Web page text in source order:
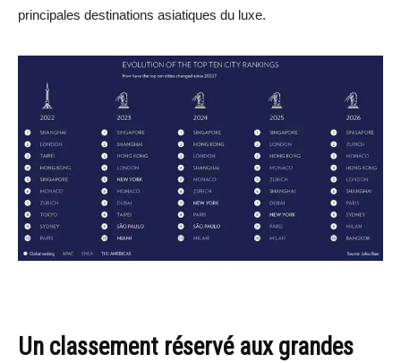
principales destinations asiatiques du luxe.
Un classement réservé aux grandes